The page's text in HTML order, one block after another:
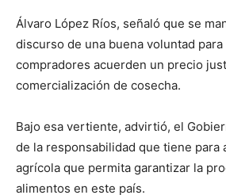
Álvaro López Ríos, señaló que se
discurso de una buena voluntad
compradores acuerden un precio
comercialización de cosecha.
Bajo esa vertiente, advirtió, el
de la responsabilidad que tiene para
agrícola que permita garantizar la
alimentos en este país.